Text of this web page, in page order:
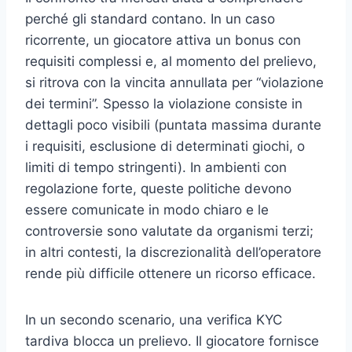
perché gli standard contano. In un caso
ricorrente, un giocatore attiva un bonus con
requisiti complessi e, al momento del prelievo,
si ritrova con la vincita annullata per “violazione
dei termini”. Spesso la violazione consiste in
dettagli poco visibili (puntata massima durante
i requisiti, esclusione di determinati giochi, o
limiti di tempo stringenti). In ambienti con
regolazione forte, queste politiche devono
essere comunicate in modo chiaro e le
controversie sono valutate da organismi terzi;
in altri contesti, la discrezionalità dell’operatore
rende più difficile ottenere un ricorso efficace.
In un secondo scenario, una verifica KYC
tardiva blocca un prelievo. Il giocatore fornisce